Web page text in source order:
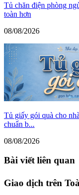
Tủ chăn điện phòng
toàn hơn
08/08/2026
Tủ giấy gói quà cho
chuẩn b...
08/08/2026
Bài viết liên quan
Giao dịch trên